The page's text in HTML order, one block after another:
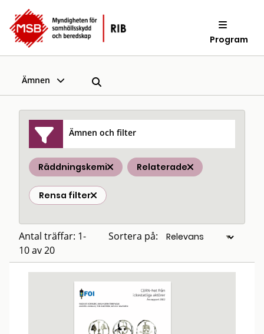
Program
Ämnen
Ämnen och filter
Räddningskemi Relaterade
Rensa filter
Antal träffar: 1-
10 av 20
Sortera på: